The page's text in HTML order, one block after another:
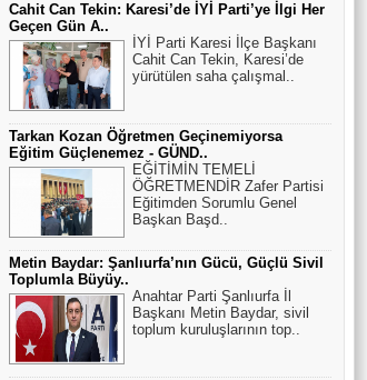
Cahit Can Tekin: Karesi’de İYİ Parti’ye İlgi Her
Geçen Gün A..
İYİ Parti Karesi İlçe Başkanı
Cahit Can Tekin, Karesi’de
yürütülen saha çalışmal..
Tarkan Kozan Öğretmen Geçinemiyorsa
Eğitim Güçlenemez - GÜND..
EĞİTİMİN TEMELİ
ÖĞRETMENDİR Zafer Partisi
Eğitimden Sorumlu Genel
Başkan Başd..
Metin Baydar: Şanlıurfa’nın Gücü, Güçlü Sivil
Toplumla Büyüy..
Anahtar Parti Şanlıurfa İl
Başkanı Metin Baydar, sivil
toplum kuruluşlarının top..